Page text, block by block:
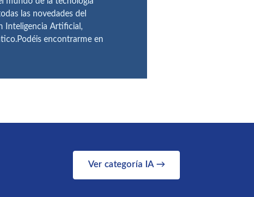
las novedades del
Inteligencia Artificial,
encontrarme en
Ver categoría IA →